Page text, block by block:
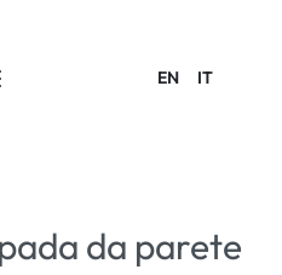
EN IT
da parete